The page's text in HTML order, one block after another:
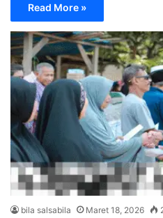
Read More »
bila salsabila Maret 18, 2026